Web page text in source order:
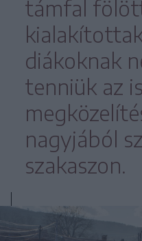
támfal
diákoknak
tenniük az
nagyjából
szakaszon.